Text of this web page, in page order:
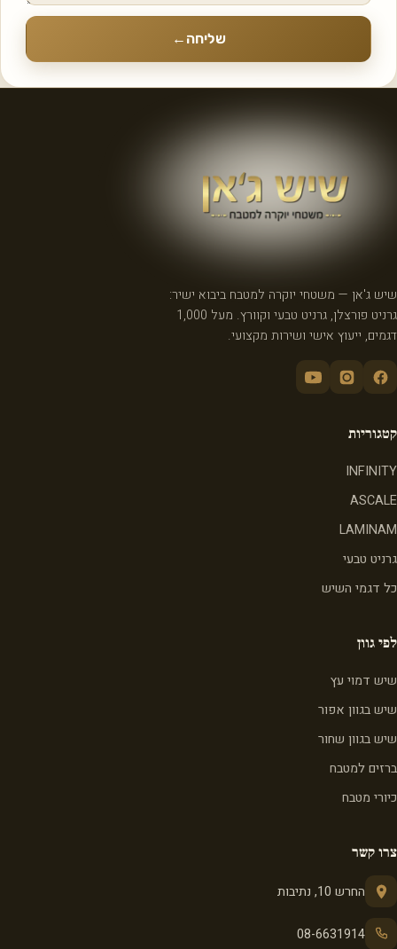
שליחה ←
שיש ג'אן — משטחי יוקרה למטבח ביבוא ישיר:
גרניט פורצלן, גרניט טבעי וקוורץ. מעל 1,000
דגמים, ייעוץ אישי ושירות מקצועי.
קטגוריות
INFINITY
ASCALE
LAMINAM
גרניט טבעי
כל דגמי השיש
לפי גוון
שיש דמוי עץ
שיש בגוון אפור
שיש בגוון שחור
ברזים למטבח
כיורי מטבח
צרו קשר
החרש 10, נתיבות
08-6631914